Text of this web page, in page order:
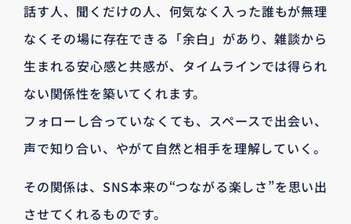
話す人、聞くだけの人、何気なく入った誰もが無理
なくその場に存在できる「余白」があり、雑談から
生まれる安心感と共感が、タイムラインでは得られ
ない関係性を築いてくれます。
フォローし合っていなくても、スペースで出会い、
声で知り合い、やがて自然と相手を理解していく。
その関係は、SNS本来の“つながる楽しさ”を思い出
させてくれるものです。